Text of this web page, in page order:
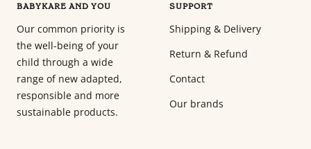
BABYKARE AND YOU
Our common priority is
the well-being of your
child through a wide
range of new adapted,
responsible and more
sustainable products.
SUPPORT
Shipping & Delivery
Return & Refund
Contact
Our brands